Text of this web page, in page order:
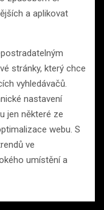
a aplikovat
stránky, který chce
vyhledávačů.
nastavení
jen některé ze
webu. S
ve
umístění a